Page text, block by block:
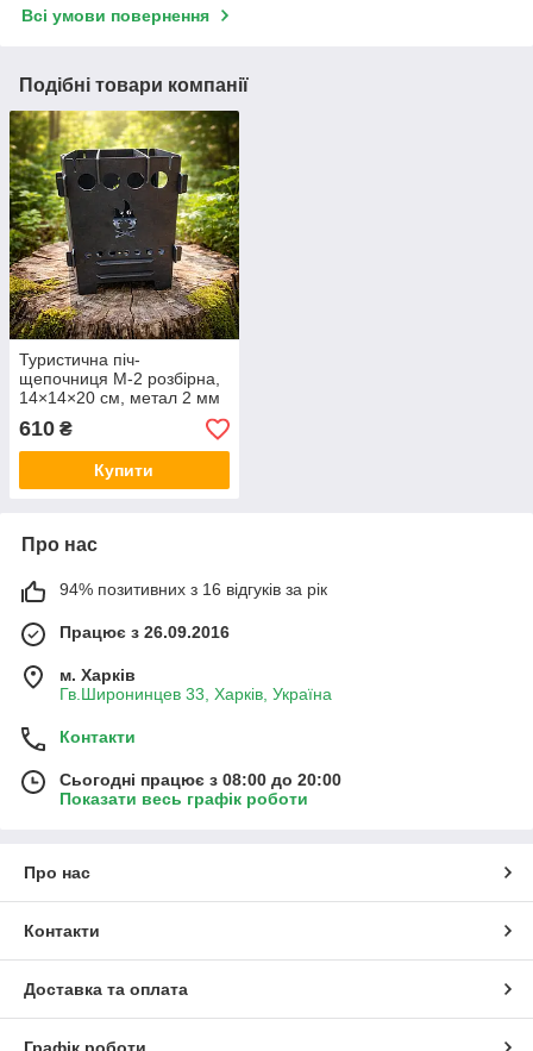
Всі умови повернення
Подібні товари компанії
Туристична піч-
щепочниця М-2 розбірна,
14×14×20 см, метал 2 мм
610 ₴
Купити
Про нас
94% позитивних з 16 відгуків за рік
Працює з 26.09.2016
м. Харків
Гв.Широнинцев 33, Харків, Україна
Контакти
Сьогодні працює з 08:00 до 20:00
Показати весь графік роботи
Про нас
Контакти
Доставка та оплата